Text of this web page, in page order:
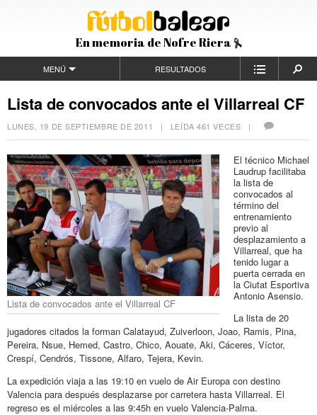
En memoria de Nofre Riera
MENÚ RESULTADOS
Lista de convocados ante el Villarreal CF
LUNES, 19 DE SEPTIEMBRE DE 2011 | LEÍDA 461 VECES |
Lista de convocados ante el Villarreal CF
El técnico Michael
Laudrup facilitaba
la lista de
convocados al
término del
entrenamiento
previo al
desplazamiento a
Villarreal, que ha
tenido lugar a
puerta cerrada en
la Ciutat Esportiva
Antonio Asensio.
La lista de 20
jugadores citados la forman Calatayud, Zuiverloon, Joao, Ramis, Pina,
Pereira, Nsue, Hemed, Castro, Chico, Aouate, Aki, Cáceres, Víctor,
Crespí, Cendrós, Tissone, Alfaro, Tejera, Kevin.
La expedición viaja a las 19:10 en vuelo de Air Europa con destino
Valencia para después desplazarse por carretera hasta Villarreal. El
regreso es el miércoles a las 9:45h en vuelo Valencia-Palma.